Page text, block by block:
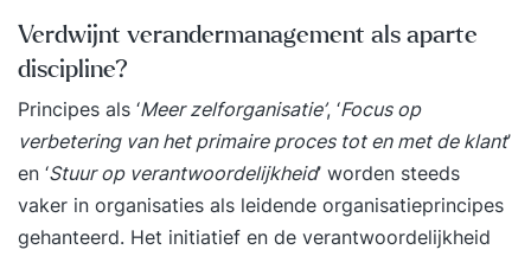
praktijk kunt brengen! Als onderdeel van de
training kun je bovendien het Change
Management v3 Foundation examen afleggen en
een internationaal erkend certificaat behalen.
Voor wie? Je bent werkzaam als directielid,
programmamanager, projectmanager,
operationeel manager, portfoliomanager,
Verdwijnt verandermanagement als aparte
discipline?
Principes als ‘Meer zelforganisatie’, ‘Focus op
verbetering van het primaire proces tot en met de klant’
en ‘Stuur op verantwoordelijkheid’ worden steeds
vaker in organisaties als leidende organisatieprincipes
gehanteerd. Het initiatief en de verantwoordelijkheid